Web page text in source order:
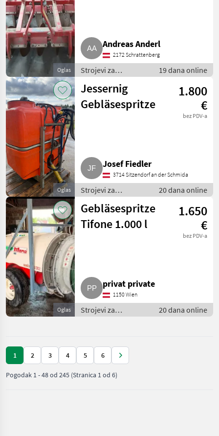
Oglas
Andreas Anderl
2172 Schrattenberg
Strojevi za
vinogradarstvo /
Ostali strojevi za
vinogradarstvo
19 dana online
Oglas
Jessernig
Gebläsespritze
1.800
€
bez PDV-a
Josef Fiedler
3714 Sitzendorf an der Schmida
Strojevi za
vinogradarstvo /
Ostali strojevi za
vinogradarstvo
20 dana online
Oglas
Gebläsespritze
Tifone 1.000 l
1.650
€
bez PDV-a
privat private
1150 Wien
Strojevi za
vinogradarstvo /
20 dana online
1 2 3 4 5 6
Pogodak 1-48od 245 (Stranica 1 od 6)